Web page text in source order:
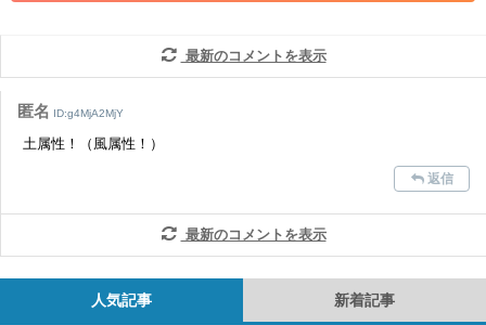
コメントの削除を申請する※投稿内容を確認後、順次対応さ
せていただきます。ご了承ください。
さい。
また、過度な利用規約の違反や、弊社に損害の及ぶ内容の書き込みがあ
かじめご理解くださいませ。
最新のコメントを表示
匿名 ID:g4MjA2MjY
土属性！（風属性！）
返信
最新のコメントを表示
人気記事 新着記事